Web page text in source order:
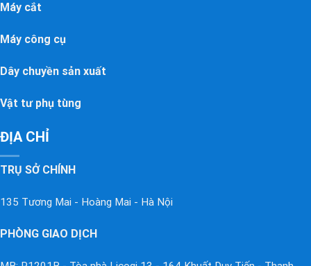
Máy cắt
Máy công cụ
Dây chuyền sản xuất
Vật tư phụ tùng
ĐỊA CHỈ
TRỤ SỞ CHÍNH
135 Tương Mai - Hoàng Mai - Hà Nội
PHÒNG GIAO DỊCH